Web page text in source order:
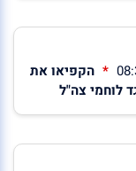
הקפיאו את
לוחמי צה"ל